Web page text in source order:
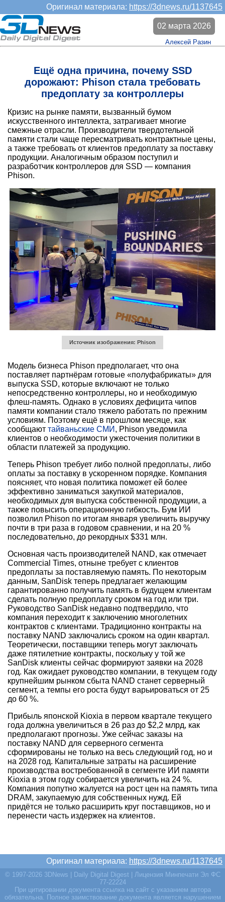
Оригинал материала: https://3dnews.ru/1137645
Ещё одна причина, почему SSD
дорожают: Phison стала требовать
предоплату за контроллеры
02 марта 2026
Алексей Разин
Кризис на рынке памяти, вызванный бумом
искусственного интеллекта, затрагивает многие
смежные отрасли. Производители твердотельной
памяти стали чаще пересматривать контрактные цены,
а также требовать от клиентов предоплату за поставку
продукции. Аналогичным образом поступил и
разработчик контроллеров для SSD — компания
Phison.
Источник изображения: Phison
Модель бизнеса Phison предполагает, что она
поставляет партнёрам готовые «полуфабрикаты» для
выпуска SSD, которые включают не только
непосредственно контроллеры, но и необходимую
флеш-память. Однако в условиях дефицита чипов
памяти компании стало тяжело работать по прежним
условиям. Поэтому ещё в прошлом месяце, как
сообщают тайваньские СМИ , Phison уведомила
клиентов о необходимости ужесточения политики в
области платежей за продукцию.
Теперь Phison требует либо полной предоплаты, либо
оплаты за поставку в ускоренном порядке. Компания
поясняет, что новая политика поможет ей более
эффективно заниматься закупкой материалов,
необходимых для выпуска собственной продукции, а
также повысить операционную гибкость. Бум ИИ
позволил Phison по итогам января увеличить выручку
почти в три раза в годовом сравнении, и на 20 %
последовательно, до рекордных $331 млн.
Основная часть производителей NAND, как отмечает
Commercial Times, отныне требует с клиентов
предоплаты за поставляемую память. По некоторым
данным, SanDisk теперь предлагает желающим
гарантированно получить память в будущем клиентам
сделать полную предоплату сроком на год или три.
Руководство SanDisk недавно подтвердило, что
компания переходит к заключению многолетних
контрактов с клиентами. Традиционно контракты на
поставку NAND заключались сроком на один квартал.
Теоретически, поставщики теперь могут заключать
даже пятилетние контракты, поскольку у той же
SanDisk клиенты сейчас формируют заявки на 2028
год. Как ожидает руководство компании, в текущем году
крупнейшим рынком сбыта NAND станет серверный
сегмент, а темпы его роста будут варьироваться от 25
до 60 %.
Прибыль японской Kioxia в первом квартале текущего
года должна увеличиться в 26 раз до $2,2 млрд, как
предполагают прогнозы. Уже сейчас заказы на
поставку NAND для серверного сегмента
сформированы не только на весь следующий год, но и
на 2028 год. Капитальные затраты на расширение
производства востребованной в сегменте ИИ памяти
Kioxia в этом году собирается увеличить на 24 %.
Компания попутно жалуется на рост цен на память типа
DRAM, закупаемую для собственных нужд. Ей
придётся не только расширить круг поставщиков, но и
перенести часть издержек на клиентов.
Оригинал материала: https://3dnews.ru/1137645
© 1997-2026 3DNews | Daily Digital Digest | Лицензия Минпечати Эл ФС
77-22224
При цитировании документа ссылка на сайт с указанием автора
обязательна. Полное заимствование документа является нарушением